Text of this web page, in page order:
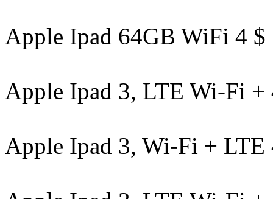
Apple Ipad 64GB WiFi 4 $
Apple Ipad 3, LTE Wi-Fi +
Apple Ipad 3, Wi-Fi + LTE